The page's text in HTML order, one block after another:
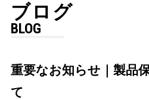
ブログ
BLOG
重要なお知らせ｜製品
て